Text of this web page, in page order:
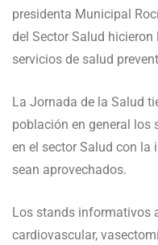
presidenta Municipal
del Sector Salud
servicios de salud
La Jornada de la Salud
población en general los
en el sector Salud con la
sean aprovechados.
Los stands informativos
cardiovascular,